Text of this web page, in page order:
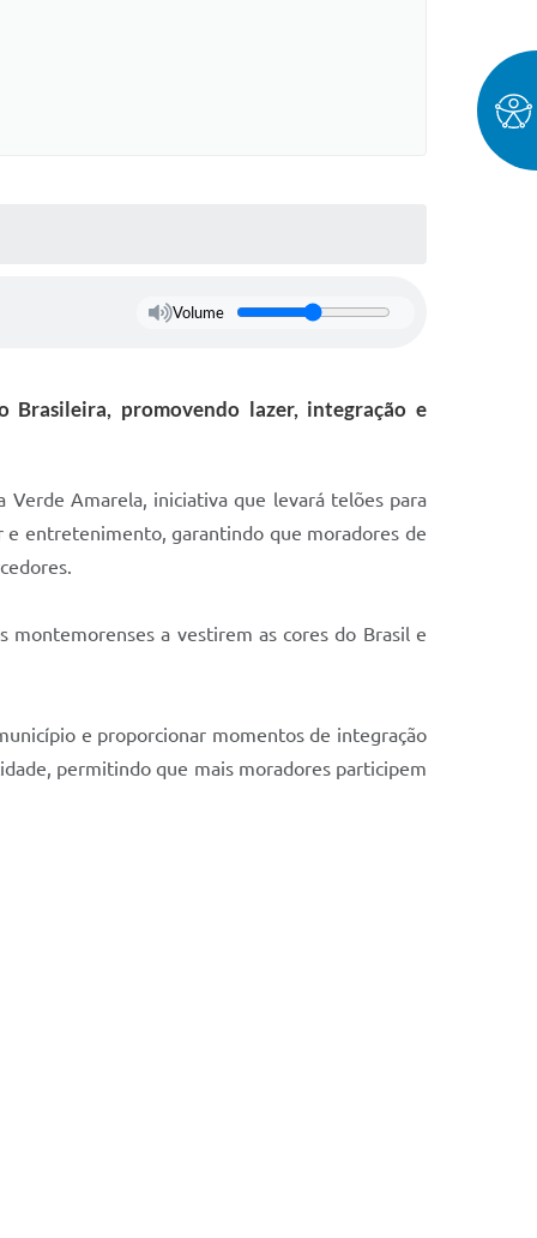
Volume
promovendo lazer, integração e
Amarela, iniciativa que levará telões para
e entretenimento, garantindo que moradores de
montemorenses a vestirem as cores do Brasil e
e proporcionar momentos de integração
permitindo que mais moradores participem